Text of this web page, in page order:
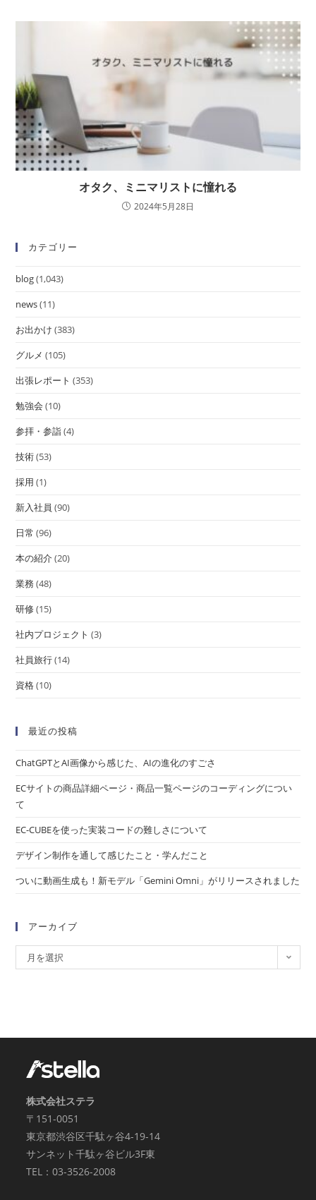
オタク、ミニマリストに憧れる
2024年5月28日
カテゴリー
blog(1,043)
news(11)
お出かけ (383)
グルメ (105)
出張レポート (353)
勉強会 (10)
参拝・参詣(4)
技術(53)
採用 (1)
新入社員 (90)
日常 (96)
本の紹介(20)
業務(48)
研修(15)
社内プロジェクト (3)
社員旅行(14)
資格(10)
最近の投稿
ChatGPTとAI画像から感じた、AIの進化のすごさ
ECサイトの商品詳細ページ・商品一覧ページのコーディングについ
て
EC-CUBEを使った実装コードの難しさについて
デザイン制作を通して感じたこと・学んだこと
ついに動画生成も！新モデル「Gemini Omni」がリリースされました
アーカイブ
月を選択
株式会社ステラ
〒151-0051
東京都渋谷区千駄ヶ谷4-19-14
サンネット千駄ヶ谷ビル3F東
TEL：03-3526-2008